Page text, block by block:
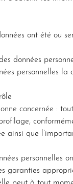
ont été ou
données
personnelles
concernée :
que
personnelles
garanties